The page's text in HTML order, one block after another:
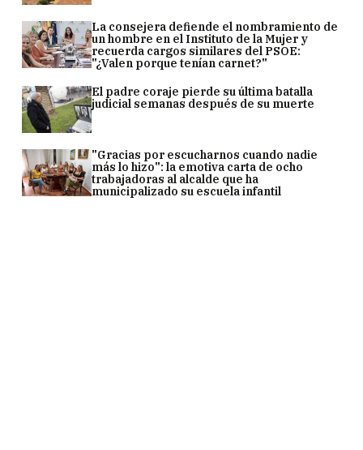
La consejera defiende el nombramiento de
un hombre en el Instituto de la Mujer y
recuerda cargos similares del PSOE:
"¿Valen porque tenían carnet?"
El padre coraje pierde su última batalla
judicial semanas después de su muerte
"Gracias por escucharnos cuando nadie
más lo hizo": la emotiva carta de ocho
trabajadoras al alcalde que ha
municipalizado su escuela infantil